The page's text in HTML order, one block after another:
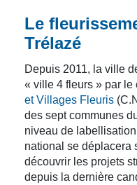
Le
Trélazé
Depuis 2011, la ville
« ville 4 fleurs » par
et Villages Fleuris
des sept communes
niveau de
national se déplacera
découvrir les projets
depuis la dernière